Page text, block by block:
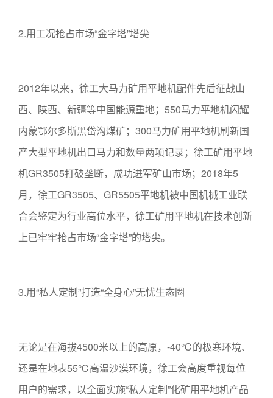
2.用工况抢占市场“金字塔”塔尖
2012年以来，徐工大马力矿用平地机配件先后征战山
西、陕西、新疆等中国能源重地；550马力平地机闪耀
内蒙鄂尔多斯黑岱沟煤矿；300马力矿用平地机刷新国
产大型平地机出口马力和数量两项记录；徐工矿用平地
机GR3505打破垄断，成功进军矿山市场；2018年5
月，徐工GR3505、GR5505平地机被中国机械工业联
合会鉴定为行业高位水平，徐工矿用平地机在技术创新
上已牢牢抢占市场“金字塔”的塔尖。
3.用“私人定制”打造“全身心”无忧生态圈
无论是在海拔4500米以上的高原，-40℃的极寒环境、
还是在地表55℃高温沙漠环境，徐工会高度重视每位
用户的需求，以全面实施“私人定制”化矿用平地机产品